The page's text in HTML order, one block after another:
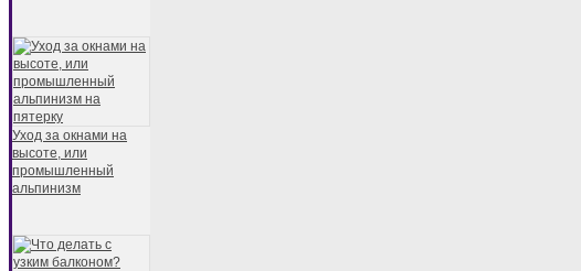
Уход за окнами на
высоте, или
промышленный
альпинизм